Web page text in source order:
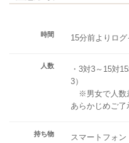
時間 15分前よりログ
人数
・3対3～15対
3）
※男女で人数
あらかじめご了
持ち物
スマートフォ